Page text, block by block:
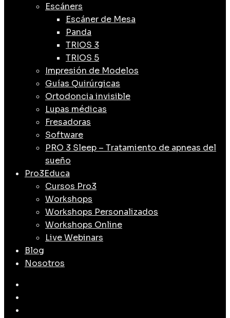
Escáners
Escáner de Mesa
Panda
TRIOS 3
TRIOS 5
Impresión de Modelos
Guías Quirúrgicas
Ortodoncia invisible
Lupas médicas
Fresadoras
Software
PRO 3 Sleep – Tratamiento de apneas del
sueño
Pro3Educa
Cursos Pro3
Workshops
Workshops Personalizados
Workshops Online
Live Webinars
Blog
Nosotros